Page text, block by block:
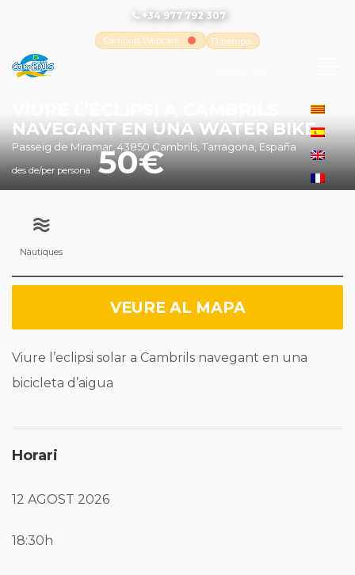
+34 977 792 307
Cambrils Webcam
El tiempo
NAVEGANT EN UNA WATER BIKE
Passeig de Miramar, 43850 Cambrils, Tarragona, España
des de/per persona 50
Nàutiques
VEURE AL MAPA
Viure l’eclipsi solar a Cambrils navegant en una
bicicleta d’aigua
Horari
12 AGOST 2026
18:30h